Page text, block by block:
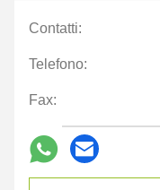
Contatti:
Telefono:
Fax: